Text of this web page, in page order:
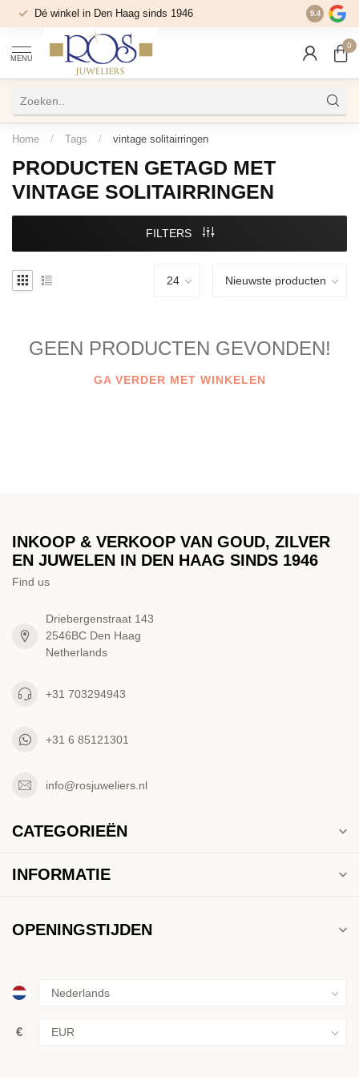
Dé winkel in Den Haag sinds 1946 9.4
MENU
0
Home / Tags / vintage solitairringen
PRODUCTEN GETAGD MET
VINTAGE SOLITAIRRINGEN
FILTERS
GEEN PRODUCTEN GEVONDEN!
GA VERDER MET WINKELEN
INKOOP & VERKOOP VAN GOUD, ZILVER
EN JUWELEN IN DEN HAAG SINDS 1946
Find us
Driebergenstraat 143
2546BC Den Haag
Netherlands
+31 703294943
+31 6 85121301
info@rosjuweliers.nl
CATEGORIEËN
INFORMATIE
OPENINGSTIJDEN
€